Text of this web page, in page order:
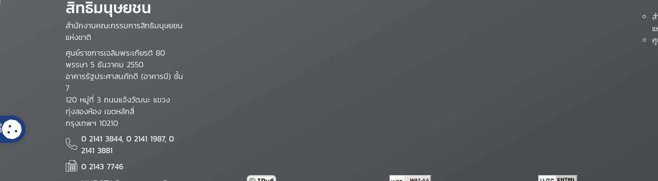
สิทธิมนุษยชน
สำนักงานคณะกรรมการสิทธิมนุษยชน
แห่งชาติ
ศูนย์ราชการเฉลิมพระเกียรติ 80
พรรษา 5 ธันวาคม 2550
อาคารรัฐประศาสนภักดี (อาคารบี) ชั้น
7
120 หมู่ที่ 3 ถนนแจ้งวัฒนะ แขวง
ทุ่งสองห้อง เขตหลักสี่
กรุงเทพฯ 10210
0 2141 3844, 0 2141 1987, 0
2141 3881
0 2143 7746